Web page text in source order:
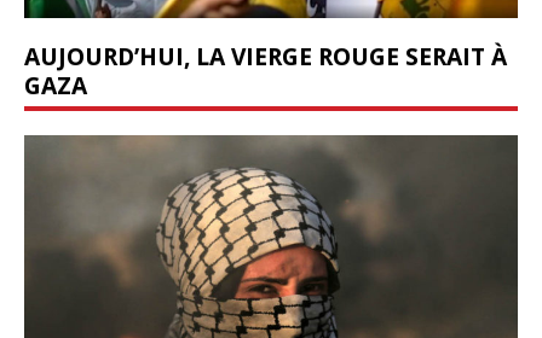
AUJOURD’HUI, LA VIERGE ROUGE SERAIT À
GAZA